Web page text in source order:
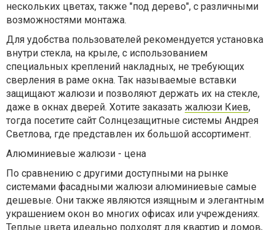
нескольких цветах, также "под дерево", с различными
возможностями монтажа.
Для удобства пользователей рекомендуется установка
внутри стекла, на крыле, с использованием
специальных креплений накладных, не требующих
сверления в раме окна. Так называемые вставки
защищают жалюзи и позволяют держать их на стекле,
даже в окнах дверей. Хотите заказать жалюзи Киев,
тогда посетите сайт Солнцезащитные системы Андрея
Светлова, где представлен их большой ассортимент.
Алюминиевые жалюзи - цена
По сравнению с другими доступными на рынке
системами фасадными жалюзи алюминиевые самые
дешевые. Они также являются изящным и элегантным
украшением окон во многих офисах или учреждениях.
Теплые цвета идеально подходят для квартир и домов,